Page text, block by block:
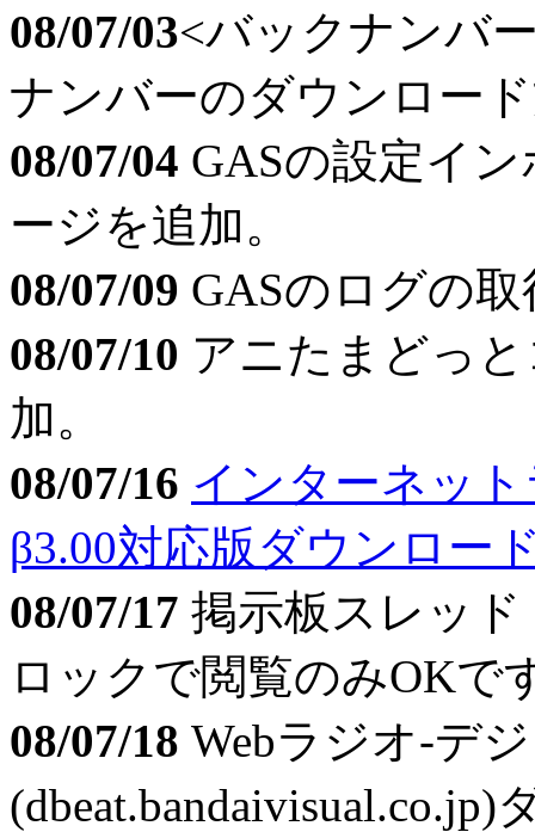
08/07/03<バックナンバ
ナンバーのダウンロー
08/07/04 GASの設定イ
ージを追加。
08/07/09 GASのログの
08/07/10 アニたまどっ
加。
08/07/16 インターネッ
β3.00対応版ダウンロー
08/07/17 掲示板スレッ
ロックで閲覧のみOKで
08/07/18 Webラジオ-デ